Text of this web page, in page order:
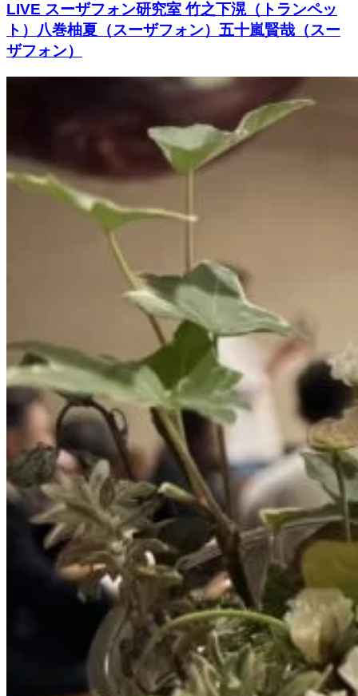
LIVE スーザフォン研究室 竹之下滉（トランペッ
ト）八巻柚夏（スーザフォン）五十嵐賢哉（スー
ザフォン）